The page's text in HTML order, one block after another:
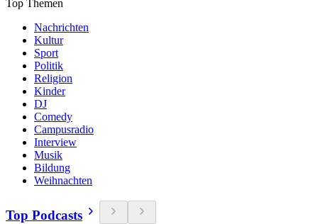
Top Themen
Nachrichten
Kultur
Sport
Politik
Religion
Kinder
DJ
Comedy
Campusradio
Interview
Musik
Bildung
Weihnachten
Top Podcasts